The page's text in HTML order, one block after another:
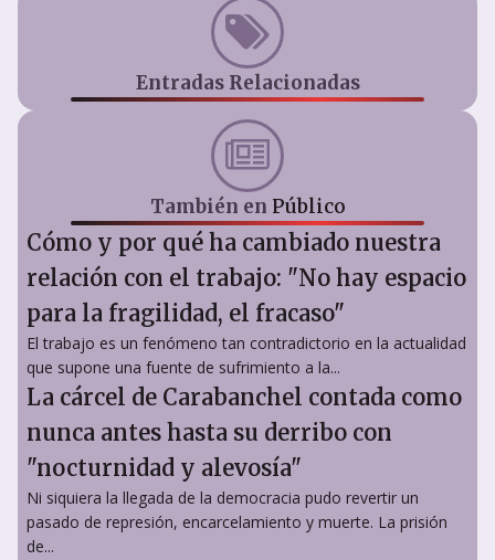
Entradas Relacionadas
También en Público
Cómo y por qué ha cambiado nuestra
relación con el trabajo: "No hay espacio
para la fragilidad, el fracaso"
El trabajo es un fenómeno tan contradictorio en la actualidad
que supone una fuente de sufrimiento a la...
La cárcel de Carabanchel contada como
nunca antes hasta su derribo con
"nocturnidad y alevosía"
Ni siquiera la llegada de la democracia pudo revertir un
pasado de represión, encarcelamiento y muerte. La prisión
de...